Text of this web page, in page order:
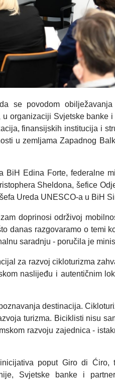
se povodom obilježavanja
organizaciji Svjetske banke
finansijskih institucija i
u zemljama Zapadnog
BiH Edina Forte, federalne
Sheldona, šefice
Ureda UNESCO-a u BiH
doprinosi održivoj
danas razgovaramo o temi
saradnju - poručila je
za razvoj cikloturizma
naslijeđu i autentičnim
destinacija.
turizma. Biciklisti nisu
razvoju zajednica -
poput Giro di Ćiro,
Svjetske banke i